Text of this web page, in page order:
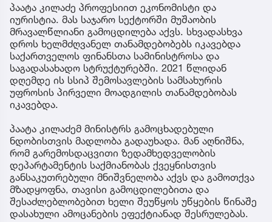
პაატა კილაძე პროფესიით ეკონომისტი და
იურისტია. მას საჯარო სექტორში მუშაობის
მრავალწლიანი გამოცდილება აქვს. სხვადასხვა
დროს ხელმძღვანელ თანამდებობებს იკავებდა
საქართველოს ფინანსთა სამინისტროსა და
საგადასახადო სტრუქტურებში. 2021 წლიდან
დღემდე ის სსიპ შემოსავლების სამსახურის
უფროსის პირველი მოადგილის თანამდებობას
იკავებდა.
პაატა კილაძემ მინისტრს გამოცხადებული
ნდობისთვის მადლობა გადაუხადა. მან აღნიშნა,
რომ გარემოსდაცვითი ზედამხედველობის
დეპარტამენტის საქმიანობას ქვეყნისთვის
განსაკუთრებული მნიშვნელობა აქვს და გამოთქვა
მზადყოფნა, თავისი გამოცდილებითა და
შესაძლებლობებით ხელი შეუწყოს უწყების წინაშე
დასახული ამოცანების ეფექტიანად შესრულებას.